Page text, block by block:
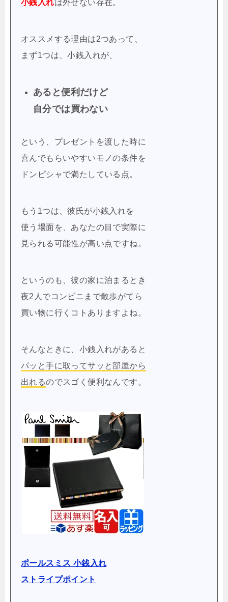
小銭入れは外せない存在。
オススメする理由は2つあって、
まず1つは、小銭入れが、
あると便利だけど
自分では買わない
という、プレゼントを渡した時に
喜んでもらいやすいモノの条件を
ドンピシャで満たしている点。
もう1つは、彼氏が小銭入れを
使う場面を、あなたの目で実際に
見られる可能性が高い点ですね。
というのも、彼の家に泊まるとき
夜2人でコンビニまで散歩がてら
買い物に行くコトありますよね。
そんなときに、小銭入れがあると
パッと手に取ってサッと部屋から
出れるのでスゴく便利なんです。
ポールスミス 小銭入れ
ストライプポイント